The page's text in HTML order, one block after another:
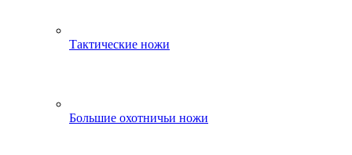
Тактические ножи
Большие охотничьи ножи